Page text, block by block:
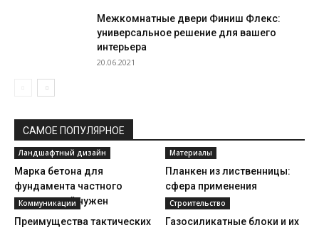
Межкомнатные двери Финиш Флекс:
универсальное решение для вашего
интерьера
20.06.2021
САМОЕ ПОПУЛЯРНОЕ
Ландшафтный дизайн
Марка бетона для
фундамента частного
дома: какой нужен
Материалы
Планкен из лиственницы:
сфера применения
Коммуникации
Преимущества тактических
Строительство
Газосиликатные блоки и их